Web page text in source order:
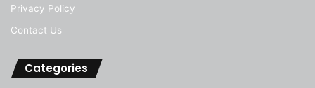
Privacy Policy
Contact Us
Categories